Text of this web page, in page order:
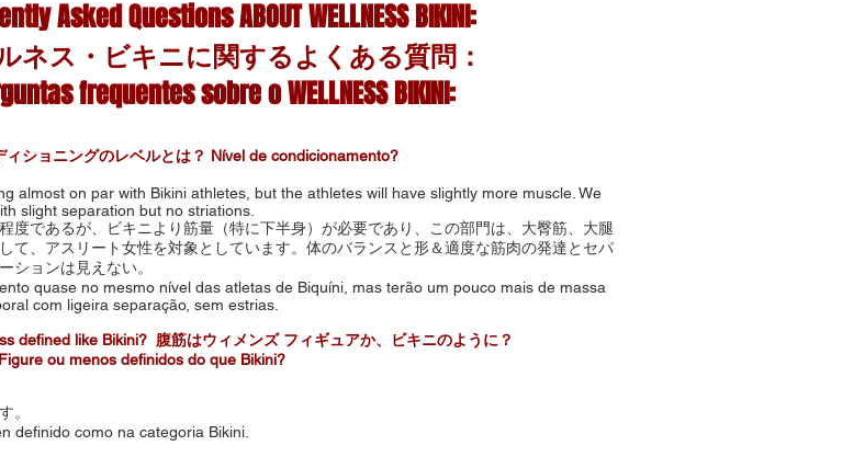
Asked Questions ABOUT WELLNESS BIKINI:
ネス・ビキニに関するよくある質問：
frequentes sobre o WELLNESS BIKINI:
ショニングのレベルとは？ Nível de condicionamento?
almost on par with Bikini athletes, but the athletes will have slightly more muscle. We
slight separation but no striations.
度であるが、ビキニより筋量（特に下半身）が必要であり、この部門は、大臀筋、大腿
て、アスリート女性を対象としています。体のバランスと形＆適度な筋肉の発達とセパ
ションは見えない。
quase no mesmo nível das atletas de Biquíni, mas terão um pouco mais de massa
com ligeira separação, sem estrias.
defined like Bikini? 腹筋はウィメンズ フィギュアか、ビキニのように？
ou menos definidos do que Bikini?
。
definido como na categoria Bikini.